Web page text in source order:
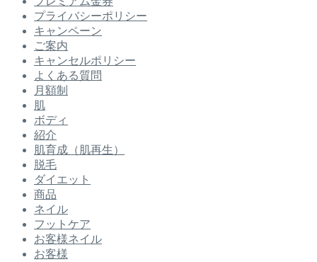
プライバシーポリシー
キャンペーン
ご案内
キャンセルポリシー
よくある質問
月額制
肌
ボディ
紹介
肌育成（肌再生）
脱毛
ダイエット
商品
ネイル
フットケア
お客様ネイル
お客様